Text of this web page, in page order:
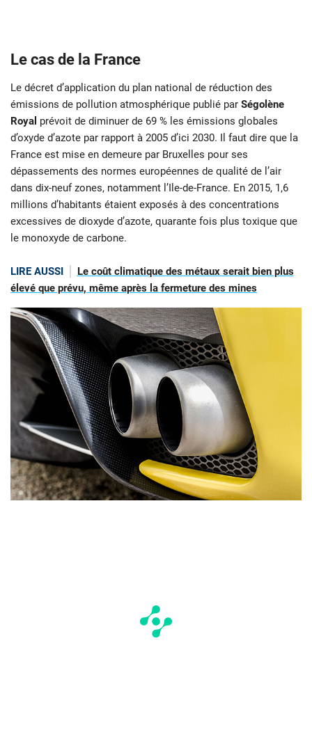
Le cas de la France
Le décret d’application du plan national de réduction des
émissions de pollution atmosphérique publié par Ségolène
Royal prévoit de diminuer de 69 % les émissions globales
d’oxyde d’azote par rapport à 2005 d’ici 2030. Il faut dire que la
France est mise en demeure par Bruxelles pour ses
dépassements des normes européennes de qualité de l’air
dans dix-neuf zones, notamment l’Ile-de-France. En 2015, 1,6
millions d’habitants étaient exposés à des concentrations
excessives de dioxyde d’azote, quarante fois plus toxique que
le monoxyde de carbone.
LIRE AUSSI
Le coût climatique des métaux serait bien plus
élevé que prévu, même après la fermeture des mines